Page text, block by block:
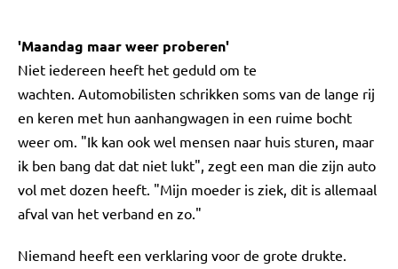
'Maandag maar weer proberen'
Niet iedereen heeft het geduld om te
wachten. Automobilisten schrikken soms van de lange rij
en keren met hun aanhangwagen in een ruime bocht
weer om. "Ik kan ook wel mensen naar huis sturen, maar
ik ben bang dat dat niet lukt", zegt een man die zijn auto
vol met dozen heeft. "Mijn moeder is ziek, dit is allemaal
afval van het verband en zo."
Niemand heeft een verklaring voor de grote drukte.